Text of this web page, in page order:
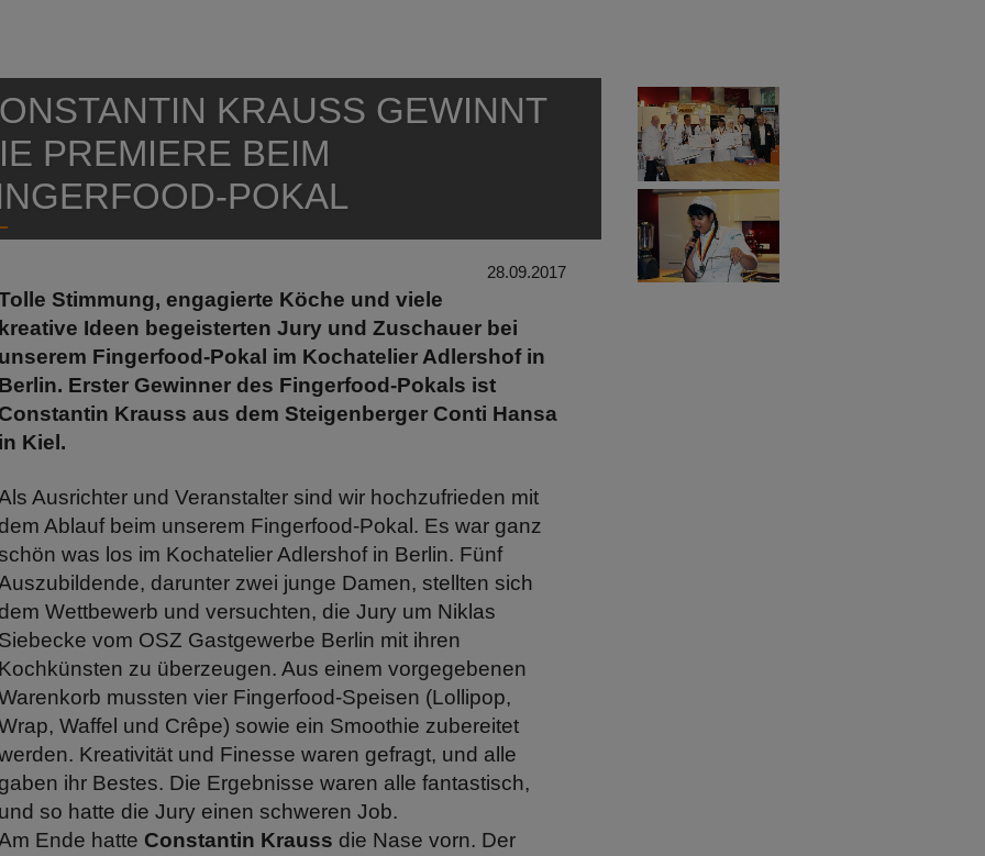
KRAUSS GEWINNT
PREMIERE BEIM
POKAL
28.09.2017
Stimmung, engagierte Köche und viele
Ideen begeisterten Jury und Zuschauer bei
Fingerfood-Pokal im Kochatelier Adlershof in
Erster Gewinner des Fingerfood-Pokals ist
Krauss aus dem Steigenberger Conti Hansa
Kiel.
Ausrichter und Veranstalter sind wir hochzufrieden mit
Ablauf beim unserem Fingerfood-Pokal. Es war ganz
was los im Kochatelier Adlershof in Berlin. Fünf
darunter zwei junge Damen, stellten sich
Wettbewerb und versuchten, die Jury um Niklas
vom OSZ Gastgewerbe Berlin mit ihren
zu überzeugen. Aus einem vorgegebenen
mussten vier Fingerfood-Speisen (Lollipop,
Waffel und Crêpe) sowie ein Smoothie zubereitet
Kreativität und Finesse waren gefragt, und alle
ihr Bestes. Die Ergebnisse waren alle fantastisch,
so hatte die Jury einen schweren Job.
Ende hatte Constantin Krauss die Nase vorn. Der